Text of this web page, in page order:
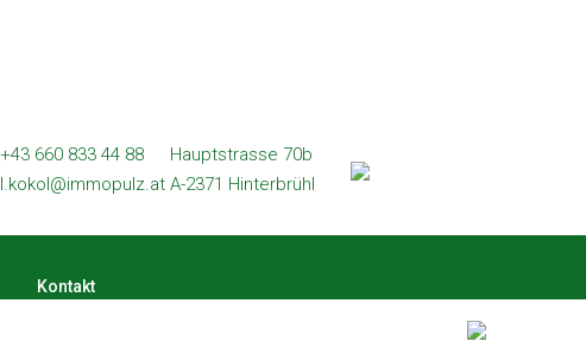
+43 660 833 44 88
l.kokol@immopulz.at
Hauptstrasse 70b
A-2371 Hinterbrühl
Kontakt